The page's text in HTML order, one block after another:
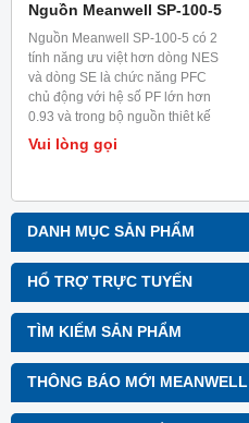
DANH MỤC SẢN PHẨM
HỔ TRỢ TRỰC TUYẾN
TÌM KIẾM SẢN PHẨM
THÔNG BÁO MỚI MEANWELL
Nguồn Meanwell SP-100-5
Nguồn Meanwell SP-100-5 có 2
tính năng ưu việt hơn dòng NES
và dòng SE là chức năng PFC
chủ động với hệ số PF lớn hơn
0.93 và trong bộ nguồn thiêt kế
thêm chức năng mạch giới hạn
dòng chuẩn.Phù hợp cho các
gian dài liên tục.
Vui lòng gọi